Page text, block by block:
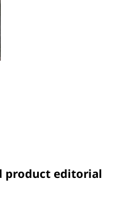
product editorial